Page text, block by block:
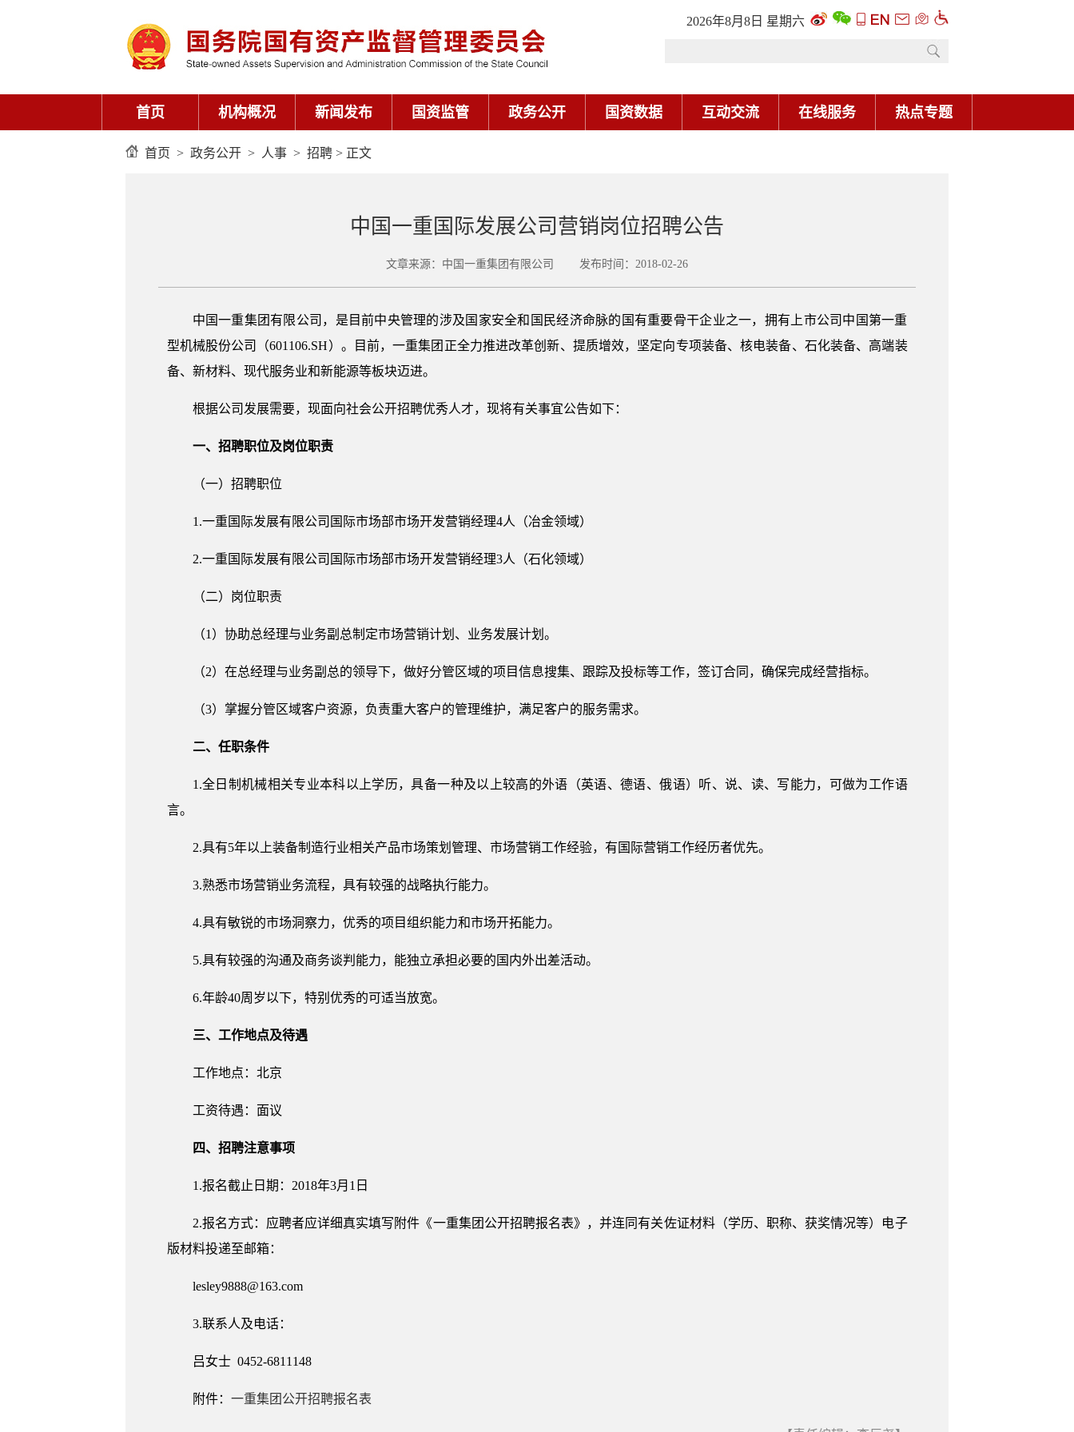
2026年8月8日 星期六
首页 机构概况 新闻发布 国资监管 政务公开 国资数据 互动交流 在线服务 热点专题
首页 > 政务公开 > 人事 > 招聘 > 正文
中国一重国际发展公司营销岗位招聘公告
文章来源：中国一重集团有限公司 发布时间：2018-02-26
中国一重集团有限公司，是目前中央管理的涉及国家安全和国民经济命脉的国有重要骨干企业之一，拥有上市公司中国第一重
型机械股份公司（601106.SH）。目前，一重集团正全力推进改革创新、提质增效，坚定向专项装备、核电装备、石化装备、高端装
备、新材料、现代服务业和新能源等板块迈进。
根据公司发展需要，现面向社会公开招聘优秀人才，现将有关事宜公告如下：
一、招聘职位及岗位职责
（一）招聘职位
1.一重国际发展有限公司国际市场部市场开发营销经理4人（冶金领域）
2.一重国际发展有限公司国际市场部市场开发营销经理3人（石化领域）
（二）岗位职责
（1）协助总经理与业务副总制定市场营销计划、业务发展计划。
（2）在总经理与业务副总的领导下，做好分管区域的项目信息搜集、跟踪及投标等工作，签订合同，确保完成经营指标。
（3）掌握分管区域客户资源，负责重大客户的管理维护，满足客户的服务需求。
二、任职条件
1.全日制机械相关专业本科以上学历，具备一种及以上较高的外语（英语、德语、俄语）听、说、读、写能力，可做为工作语
言。
2.具有5年以上装备制造行业相关产品市场策划管理、市场营销工作经验，有国际营销工作经历者优先。
3.熟悉市场营销业务流程，具有较强的战略执行能力。
4.具有敏锐的市场洞察力，优秀的项目组织能力和市场开拓能力。
5.具有较强的沟通及商务谈判能力，能独立承担必要的国内外出差活动。
6.年龄40周岁以下，特别优秀的可适当放宽。
三、工作地点及待遇
工作地点：北京
工资待遇：面议
四、招聘注意事项
1.报名截止日期：2018年3月1日
2.报名方式：应聘者应详细真实填写附件《一重集团公开招聘报名表》，并连同有关佐证材料（学历、职称、获奖情况等）电子
版材料投递至邮箱：
lesley9888@163.com
3.联系人及电话：
吕女士 0452-6811148
附件： 一重集团公开招聘报名表